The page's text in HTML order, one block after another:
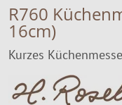
R760
16cm)
Kurzes